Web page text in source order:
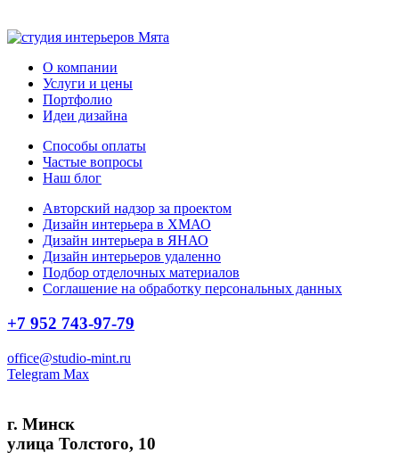
О компании
Услуги и цены
Портфолио
Идеи дизайна
Способы оплаты
Частые вопросы
Наш блог
Авторский надзор за проектом
Дизайн интерьера в ХМАО
Дизайн интерьера в ЯНАО
Дизайн интерьеров удаленно
Подбор отделочных материалов
Соглашение на обработку персональных данных
+7 952 743-97-79
office@studio-mint.ru
Telegram Max
г. Минск
улица Толстого, 10